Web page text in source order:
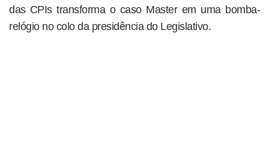
das CPIs transforma o caso Master em uma bomba-
relógio no colo da presidência do Legislativo.